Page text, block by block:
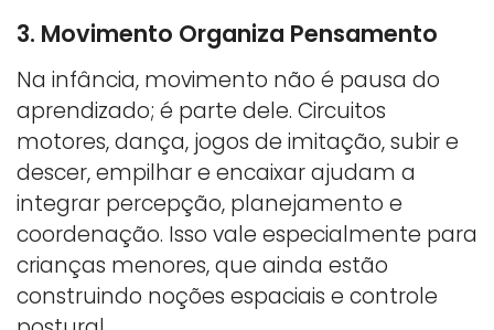
3. Movimento Organiza Pensamento
Na infância, movimento não é pausa do
aprendizado; é parte dele. Circuitos
motores, dança, jogos de imitação, subir e
descer, empilhar e encaixar ajudam a
integrar percepção, planejamento e
coordenação. Isso vale especialmente para
crianças menores, que ainda estão
construindo noções espaciais e controle